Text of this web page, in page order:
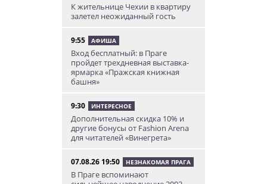
К жительнице Чехии в квартиру
залетел неожиданный гость
9:55 АФИША
Вход бесплатный: в Праге
пройдет трехдневная выставка-
ярмарка «Пражская книжная
башня»
9:30 ИНТЕРЕСНОЕ
Дополнительная скидка 10% и
другие бонусы от Fashion Arena
для читателей «Винегрета»
07.08.26 19:50 НЕЗНАКОМАЯ ПРАГА
В Праге вспоминают